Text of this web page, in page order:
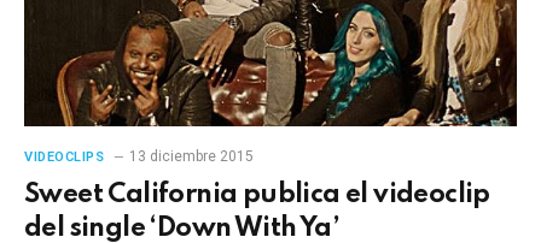
VIDEOCLIPS 13 diciembre 2015
Sweet California publica el videoclip
del single ‘Down With Ya’